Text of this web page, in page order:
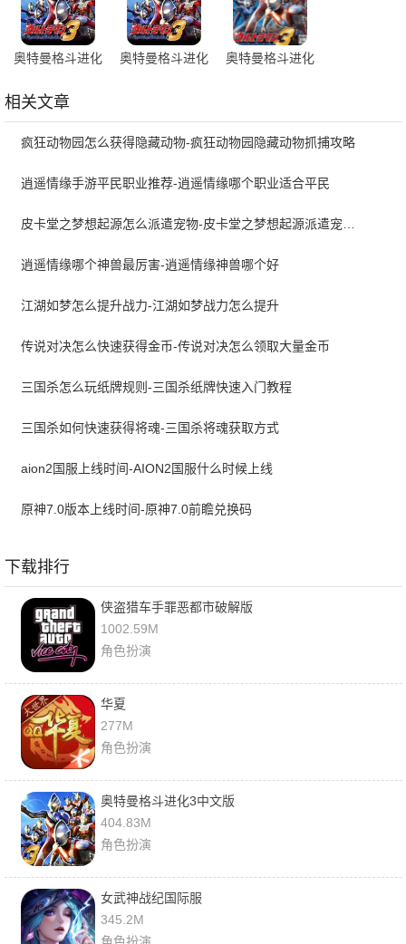
奥特曼格斗进化
奥特曼格斗进化
奥特曼格斗进化
相关文章
疯狂动物园怎么获得隐藏动物-疯狂动物园隐藏动物抓捕攻略
逍遥情缘手游平民职业推荐-逍遥情缘哪个职业适合平民
逍遥情缘哪个神兽最厉害-逍遥情缘神兽哪个好
江湖如梦怎么提升战力-江湖如梦战力怎么提升
传说对决怎么快速获得金币-传说对决怎么领取大量金币
三国杀怎么玩纸牌规则-三国杀纸牌快速入门教程
三国杀如何快速获得将魂-三国杀将魂获取方式
aion2国服上线时间-AION2国服什么时候上线
原神7.0版本上线时间-原神7.0前瞻兑换码
下载排行
侠盗猎车手罪恶都市破解版
1002.59M
角色扮演
华夏
277M
角色扮演
奥特曼格斗进化3中文版
404.83M
角色扮演
女武神战纪国际服
345.2M